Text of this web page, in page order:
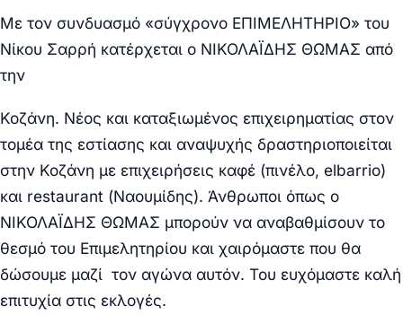
Με τον συνδυασμό «σύγχρονο ΕΠΙΜΕΛΗΤΗΡΙΟ» του
Νίκου Σαρρή κατέρχεται ο ΝΙΚΟΛΑΪΔΗΣ ΘΩΜΑΣ από
την
Κοζάνη. Νέος και καταξιωμένος επιχειρηματίας στον
τομέα της εστίασης και αναψυχής δραστηριοποιείται
στην Κοζάνη με επιχειρήσεις καφέ (πινέλο, elbarrio)
και restaurant (Ναουμίδης). Άνθρωποι όπως ο
ΝΙΚΟΛΑΪΔΗΣ ΘΩΜΑΣ μπορούν να αναβαθμίσουν το
θεσμό του Επιμελητηρίου και χαιρόμαστε που θα
δώσουμε μαζί τον αγώνα αυτόν. Του ευχόμαστε καλή
επιτυχία στις εκλογές.